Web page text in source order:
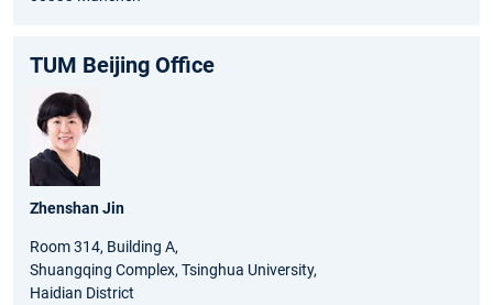
TUM Beijing Office
Zhenshan Jin
Room 314, Building A,
Shuangqing Complex, Tsinghua University,
Haidian District